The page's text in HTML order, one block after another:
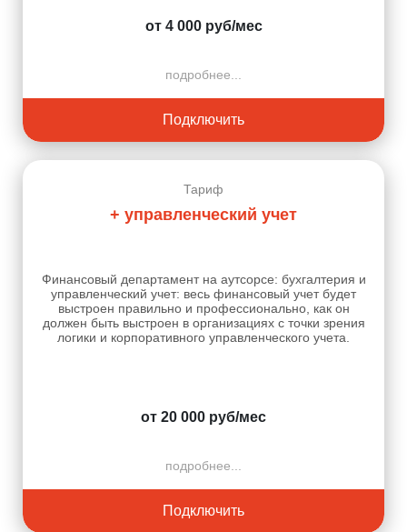
от 4 000 руб/мес
подробнее...
Подключить
Тариф
+ управленческий учет
Финансовый департамент на аутсорсе: бухгалтерия и
управленческий учет: весь финансовый учет будет
выстроен правильно и профессионально, как он
должен быть выстроен в организациях с точки зрения
логики и корпоративного управленческого учета.
от 20 000 руб/мес
подробнее...
Подключить